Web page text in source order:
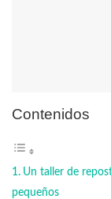
Contenidos
Un taller de
pequeños